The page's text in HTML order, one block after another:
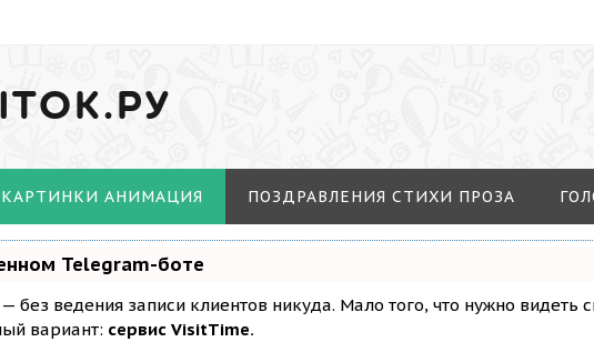
АНИМАЦИЯ ПОЗДРАВЛЕНИЯ СТИХИ ПРОЗА
Telegram-боте
без ведения записи клиентов никуда. Мало того, что нужно
вариант: сервис VisitTime.